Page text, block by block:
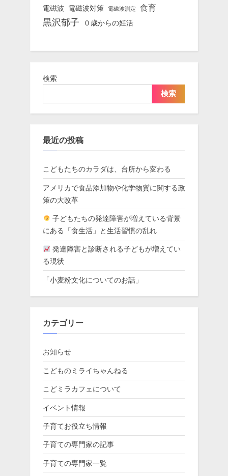
電磁波 電磁波対策 電磁波測定 食育
黒沢郁子 ０歳からの妊活
検索
検索
最近の投稿
こどもたちのカラダは、台所から変わる
アメリカで食品添加物や化学物質に関する政
策の大改革
子どもたちの発達障害が増えている背景
にある「食生活」と生活習慣の乱れ
発達障害と診断される子どもが増えてい
る現状
「小麦粉文化についてのお話」
カテゴリー
お知らせ
こどものミライちゃんねる
こどミラカフェについて
イベント情報
子育てお役立ち情報
子育ての専門家の記事
子育ての専門家一覧